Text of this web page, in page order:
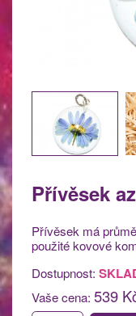
Přívěsek
Přívěsek má
použité kovové
Dostupnost:
Vaše cena: 539